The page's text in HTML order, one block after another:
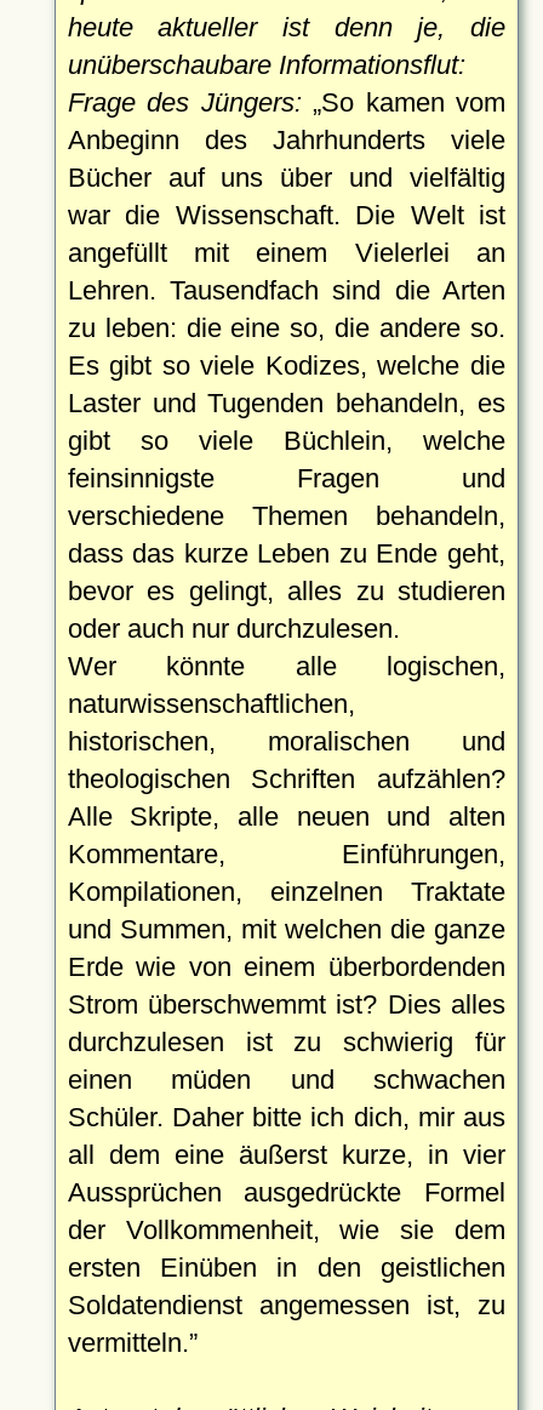
heute aktueller ist denn je, die
unüberschaubare Informationsflut:
Frage des Jüngers:
So kamen vom
Anbeginn des Jahrhunderts viele
Bücher auf uns über und vielfältig
war die Wissenschaft. Die Welt ist
angefüllt mit einem Vielerlei an
Lehren. Tausendfach sind die Arten
zu leben: die eine so, die andere so.
Es gibt so viele Kodizes, welche die
Laster und Tugenden behandeln, es
gibt so viele Büchlein, welche
feinsinnigste Fragen und
verschiedene Themen behandeln,
dass das kurze Leben zu Ende geht,
bevor es gelingt, alles zu studieren
oder auch nur durchzulesen.
Wer könnte alle logischen,
naturwissenschaftlichen,
historischen, moralischen und
theologischen Schriften aufzählen?
Alle Skripte, alle neuen und alten
Kommentare, Einführungen,
Kompilationen, einzelnen Traktate
und Summen, mit welchen die ganze
Erde wie von einem überbordenden
Strom überschwemmt ist? Dies alles
durchzulesen ist zu schwierig für
einen müden und schwachen
Schüler. Daher bitte ich dich, mir aus
all dem eine äußerst kurze, in vier
Aussprüchen ausgedrückte Formel
der Vollkommenheit, wie sie dem
ersten Einüben in den geistlichen
Soldatendienst angemessen ist, zu
vermitteln.